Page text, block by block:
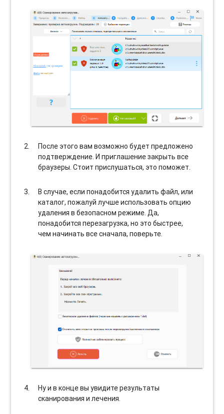
После этого вам возможно будет предложено
подтверждение. И приглашение закрыть все
браузеры. Стоит прислушаться, это поможет.
В случае, если понадобится удалить файл, или
каталог, пожалуй лучше использовать опцию
удаления в безопасном режиме. Да,
понадобится перезагрузка, но это быстрее,
чем начинать все сначала, поверьте.
Ну и в конце вы увидите результаты
сканирования и лечения.